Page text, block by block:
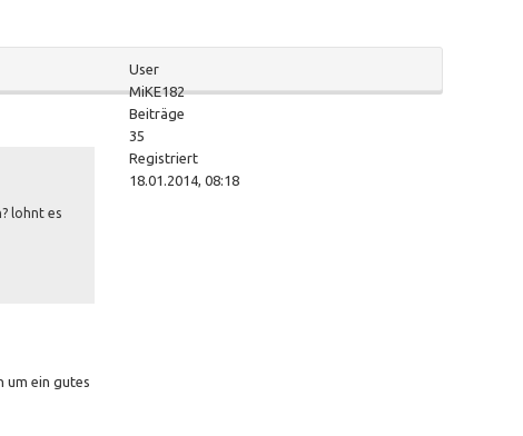
lohnt es
um ein gutes
User
MiKE182
Beiträge
35
Registriert
18.01.2014, 08:18